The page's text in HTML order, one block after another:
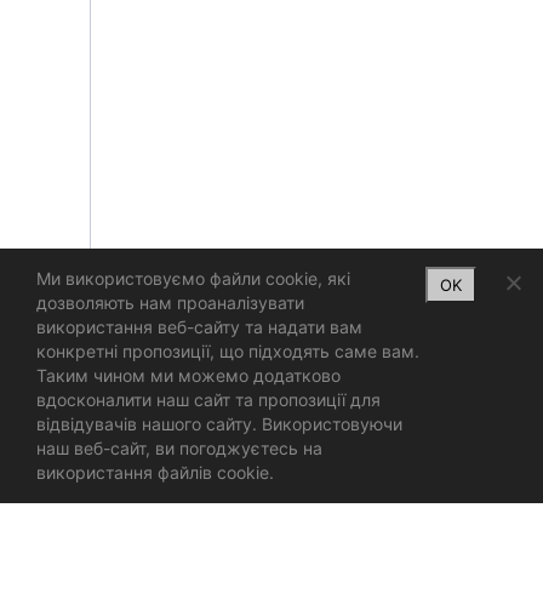
Ми використовуємо файли cookie, які
дозволяють нам проаналізувати
використання веб-сайту та надати вам
конкретні пропозиції, що підходять саме вам.
Таким чином ми можемо додатково
вдосконалити наш сайт та пропозиції для
відвідувачів нашого сайту. Використовуючи
наш веб-сайт, ви погоджуєтесь на
використання файлів cookie.
OK